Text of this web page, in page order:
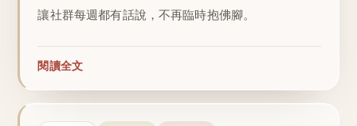
讓社群每週都有話說，不再臨時抱佛腳。
閱讀全文